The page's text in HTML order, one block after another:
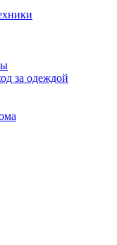
за одеждой